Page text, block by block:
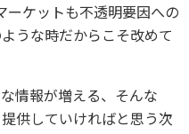
ーケットも不透明要因への
うな時だからこそ改めて
情報が増える、そんな
供していければと思う次